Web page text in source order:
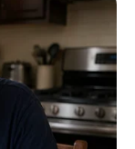
tahun dengan
yang
klipnya, ia